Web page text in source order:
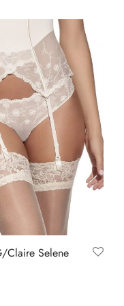
Claire Selene